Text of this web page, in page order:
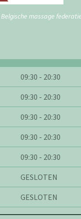
massage
09:30 - 20:30
09:30 - 20:30
09:30 - 20:30
09:30 - 20:30
09:30 - 20:30
GESLOTEN
GESLOTEN